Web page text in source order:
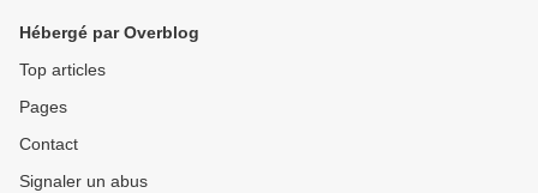
Hébergé par Overblog
Top articles
Pages
Contact
Signaler un abus